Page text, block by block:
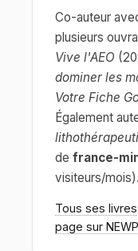
Co-auteur
plusieurs
Vive l'AEO
dominer les
Votre Fiche
Également
de france-
visiteurs/mois).
Tous ses
page sur NEWP